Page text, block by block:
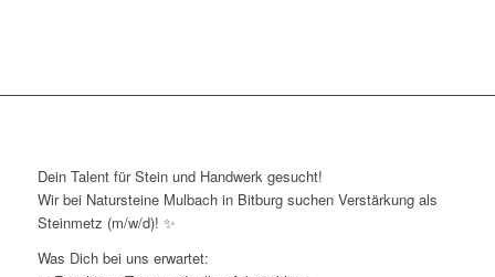
Dein Talent für Stein und Handwerk gesucht!
Wir bei Natursteine Mulbach in Bitburg suchen Verstärkung als
Steinmetz (m/w/d)! ✨
Was Dich bei uns erwartet: